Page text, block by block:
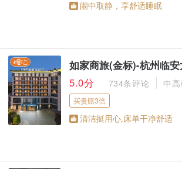
闹中取静，享舒适睡眠
如家商旅(金标)-杭州临
5.0分
734条评论 中
买贵赔3倍
清洁挺用心,床单干净舒适